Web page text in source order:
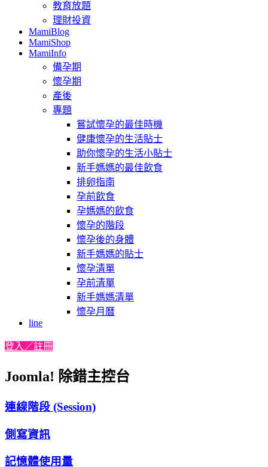
教育放題
理財投資
MamiBlog
MamiShop
MamiInfo
備孕期
懷孕期
產後
專題
嘗試懷孕的最佳時機
健康懷孕的生活貼士
助你懷孕的生活小貼士
新手媽媽的最佳飲食
排卵指南
孕前飲食
孕媽媽的飲食
懷孕的階段
懷孕後的身體
新手媽媽的貼士
懷孕清單
孕前清單
新手媽媽清單
懷孕月曆
line
登入／註冊
Joomla! 除錯主控台
連線階段 (Session)
側寫資訊
記憶體使用量